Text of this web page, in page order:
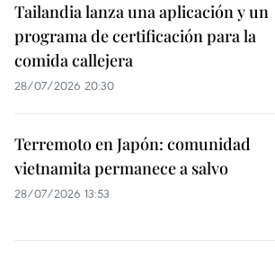
Tailandia lanza una aplicación y un
programa de certificación para la
comida callejera
28/07/2026 20:30
Terremoto en Japón: comunidad
vietnamita permanece a salvo
28/07/2026 13:53